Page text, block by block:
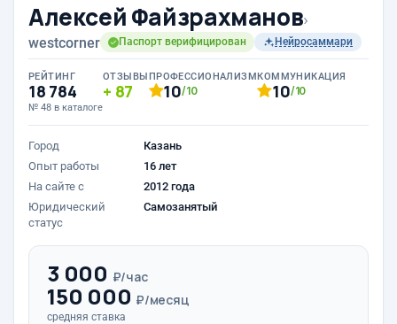
Алексей Файзрахманов›
westcorner Паспорт верифицирован Нейросаммари
РЕЙТИНГ
18 784
№ 48 в каталоге
ОТЗЫВЫ
87
ПРОФЕССИОНАЛИЗМ
10/10
КОММУНИКАЦИЯ
10/10
Город
Казань
Опыт работы
16 лет
На сайте с
2012 года
Юридический
статус
Самозанятый
3 000 ₽/час
150 000 ₽/месяц
средняя ставка